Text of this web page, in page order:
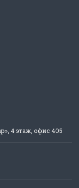
4 этаж, офис 405